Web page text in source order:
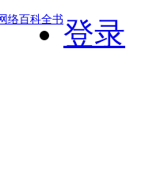
络百科全书登录